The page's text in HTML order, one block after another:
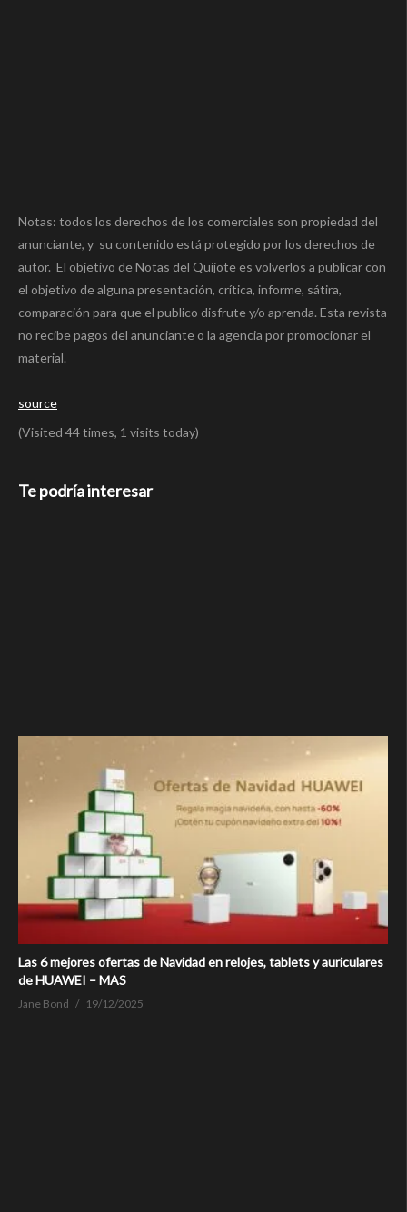
Notas: todos los derechos de los comerciales son propiedad del
anunciante, y su contenido está protegido por los derechos de
autor. El objetivo de Notas del Quijote es volverlos a publicar con
el objetivo de alguna presentación, crítica, informe, sátira,
comparación para que el publico disfrute y/o aprenda. Esta revista
no recibe pagos del anunciante o la agencia por promocionar el
material.
source
(Visited 44 times, 1 visits today)
Te podría interesar
Las 6 mejores ofertas de Navidad en relojes, tablets y auriculares
de HUAWEI – MAS
Jane Bond 19/12/2025